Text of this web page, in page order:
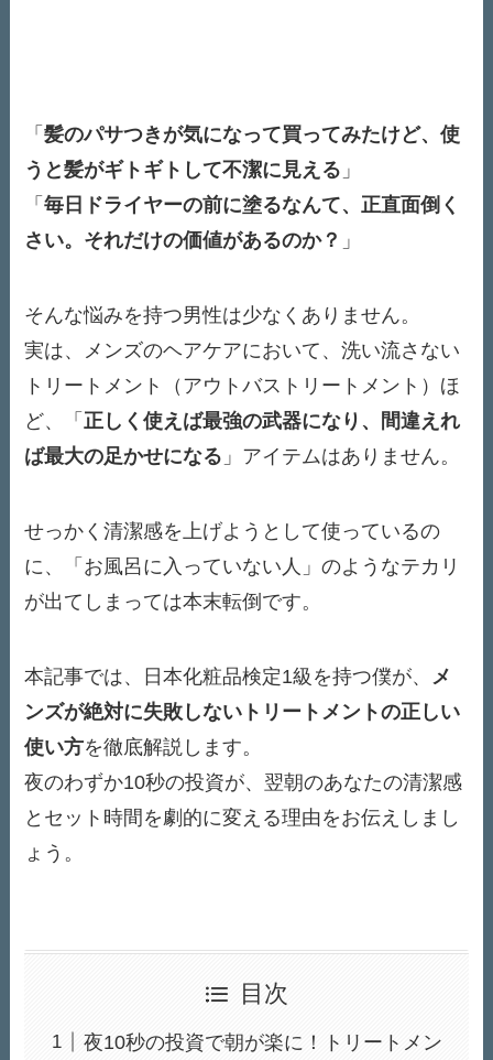
「髪のパサつきが気になって買ってみたけど、使
うと髪がギトギトして不潔に見える 」
「毎日ドライヤーの前に塗るなんて、正直面倒く
さい。それだけの価値があるのか？ 」
そんな悩みを持つ男性は少なくありません。
実は、メンズのヘアケアにおいて、洗い流さない
トリートメント（アウトバストリートメント）ほ
ど、「正しく使えば最強の武器になり、間違えれ
ば最大の足かせになる 」アイテムはありません。
せっかく清潔感を上げようとして使っているの
に、「お風呂に入っていない人」のようなテカリ
が出てしまっては本末転倒です。
本記事では、日本化粧品検定1級を持つ僕が、
メ
ンズが絶対に失敗しないトリートメントの正しい
使い方を徹底解説します。
夜のわずか10秒の投資が、翌朝のあなたの清潔感
とセット時間を劇的に変える理由をお伝えしまし
ょう。
目次
夜10秒の投資で朝が楽に！トリートメン